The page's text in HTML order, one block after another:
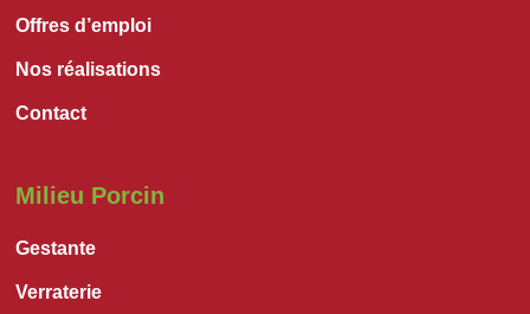
Offres d’emploi
Nos réalisations
Contact
Milieu Porcin
Gestante
Verraterie